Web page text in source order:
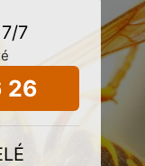
7
26